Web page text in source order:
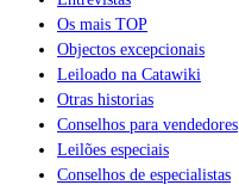
Os mais TOP
Objectos excepcionais
Leiloado na Catawiki
Otras historias
Conselhos para vendedores
Leilões especiais
Conselhos de especialistas